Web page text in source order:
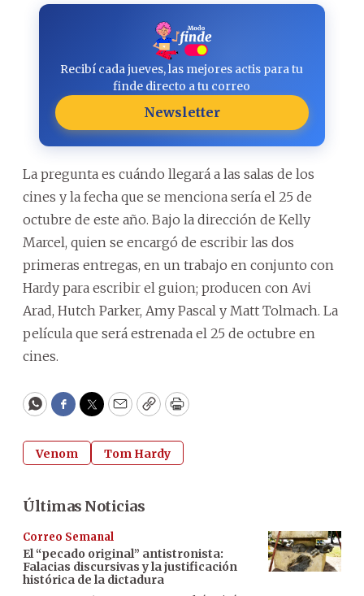
Recibí cada jueves, las mejores actis para tu
finde directo a tu correo
Newsletter
La pregunta es cuándo llegará a las salas de los
cines y la fecha que se menciona sería el 25 de
octubre de este año. Bajo la dirección de Kelly
Marcel, quien se encargó de escribir las dos
primeras entregas, en un trabajo en conjunto con
Hardy para escribir el guion; producen con Avi
Arad, Hutch Parker, Amy Pascal y Matt Tolmach. La
película que será estrenada el 25 de octubre en
cines.
WhatsApp
Facebook
Twitter
EmailCopyPrint
Venom Tom Hardy
Últimas Noticias
Correo Semanal
El “pecado original” antistronista:
Falacias discursivas y la justificación
histórica de la dictadura